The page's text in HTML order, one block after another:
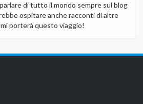
di tutto il mondo sempre sul blog
ospitare anche racconti di altre
porterà questo viaggio!